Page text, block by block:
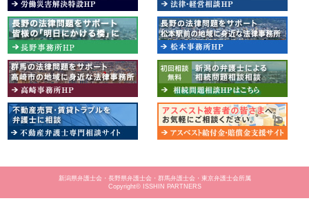
新潟県弁護士会・長野県弁護士会・群馬弁護士会・東京弁護士会所属
Copyright© ISSHIN PARTNERS